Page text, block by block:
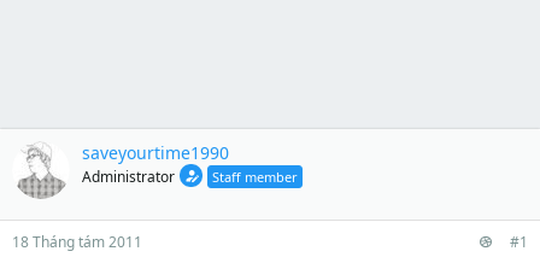
saveyourtime1990
Administrator Staff member
18 Tháng tám 2011 #1